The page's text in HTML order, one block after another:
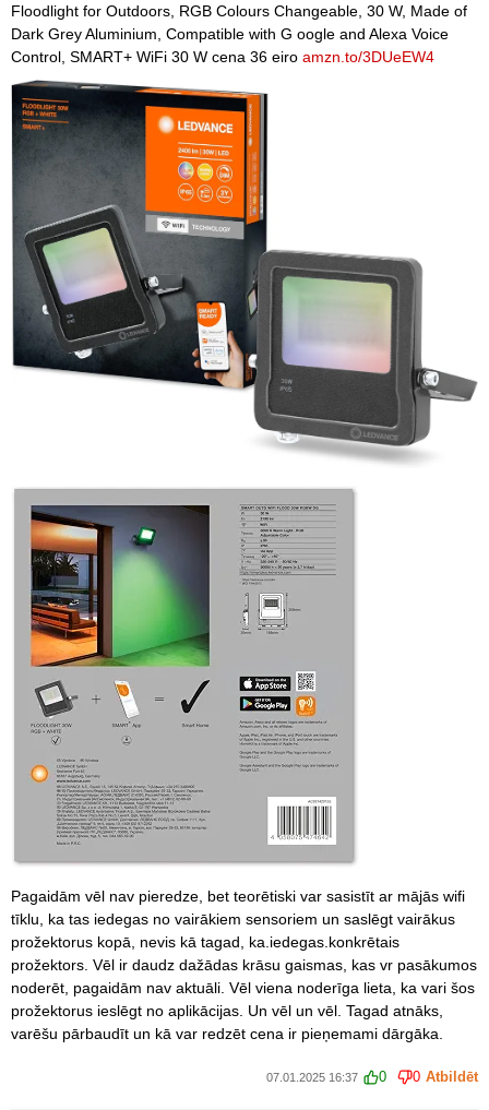
Floodlight for Outdoors, RGB Colours Changeable, 30 W, Made of
Dark Grey Aluminium, Compatible with G oogle and Alexa Voice
Control, SMART+ WiFi 30 W cena 36 eiro amzn.to/3DUeEW4
Pagaidām vēl nav pieredze, bet teorētiski var sasistīt ar mājās wifi
tīklu, ka tas iedegas no vairākiem sensoriem un saslēgt vairākus
prožektorus kopā, nevis kā tagad, ka.iedegas.konkrētais
prožektors. Vēl ir daudz dažādas krāsu gaismas, kas vr pasākumos
noderēt, pagaidām nav aktuāli. Vēl viena noderīga lieta, ka vari šos
prožektorus ieslēgt no aplikācijas. Un vēl un vēl. Tagad atnāks,
varēšu pārbaudīt un kā var redzēt cena ir pieņemami dārgāka.
07.01.2025 16:37 0 0 Atbildēt